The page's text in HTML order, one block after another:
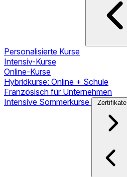
Personalisierte Kurse
Intensiv-Kurse
Online-Kurse
Hybridkurse: Online + Schule
Französisch für Unternehmen
Intensive Sommerkurse
Zertifikate